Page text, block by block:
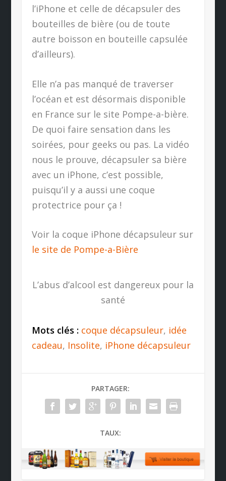
l’iPhone et celle de décapsuler des
bouteilles de bière (ou de toute
autre boisson en bouteille capsulée
d’ailleurs).
Elle n’a pas manqué de traverser
l’océan et est désormais disponible
en France sur le site Pompe-a-bière.
De quoi faire sensation dans les
soirées, pour geeks ou pas. La vidéo
nous le prouve, décapsuler sa bière
avec un iPhone, c’est possible,
puisqu’il y a aussi une coque
protectrice pour ça !
Voir la coque iPhone décapsuleur sur
le site de Pompe-a-Bière
L’abus d’alcool est dangereux pour la
santé
Mots clés : coque décapsuleur, idée
cadeau, Insolite, iPhone décapsuleur
PARTAGER:
TAUX: